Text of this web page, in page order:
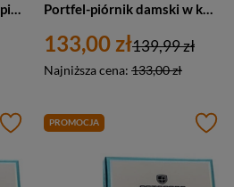
Szary portfel damski w typie piórnika w roślinny wzór, wykonany ze skóry naturalnej i ekologicznej - Peterson Portfel-piórnik damski w kwiaty wykonany ze skóry naturalnej i ekologicznej zamykany suwakiem - Peterson
133,00 zł
Najniższa cena: 133,00 zł
139,99 zł
PROMOCJA